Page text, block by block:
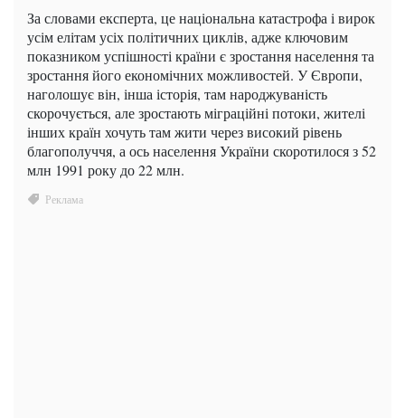
За словами експерта, це національна катастрофа і вирок
усім елітам усіх політичних циклів, адже ключовим
показником успішності країни є зростання населення та
зростання його економічних можливостей. У Європи,
наголошує він, інша історія, там народжуваність
скорочується, але зростають міграційні потоки, жителі
інших країн хочуть там жити через високий рівень
благополуччя, а ось населення України скоротилося з 52
млн 1991 року до 22 млн.